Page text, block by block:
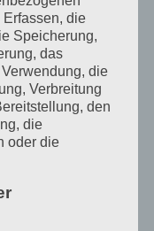
wie frau am
umgeht.
Texte
zu einer
findet
mit
–
die
Speicherung,
das
die
Verbreitung
den
die
oder die